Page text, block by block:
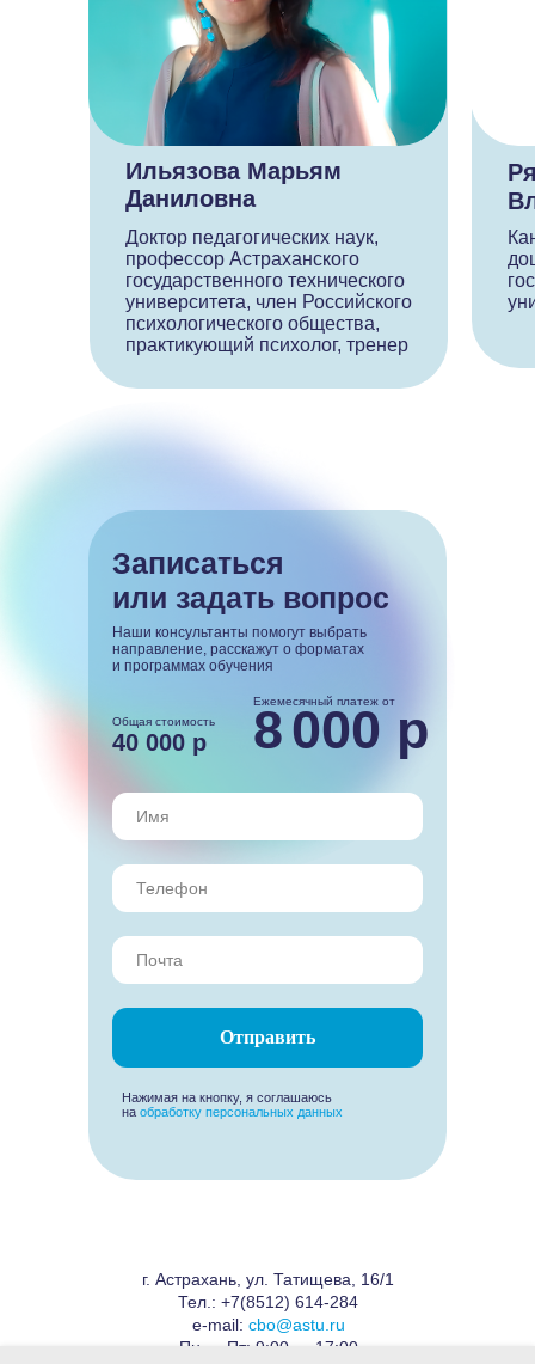
Ильязова Марьям
Даниловна
Доктор педагогических наук,
профессор Астраханского
государственного технического
университета, член Российского
психологического общества,
практикующий психолог, тренер
Записаться
или задать вопрос
Отправить
Нажимая на кнопку, я соглашаюсь
на обработку персональных данных
Наши консультанты помогут выбрать
направление, расскажут о форматах
и программах обучения
40 000 р
Общая стоимость 000 р
Ежемесячный платеж от
8
г. Астрахань, ул. Татищева, 16/1
Тел.: +7(8512) 614-284
e-mail: cbo@astu.ru
Пн — Пт: 9:00 — 17:00